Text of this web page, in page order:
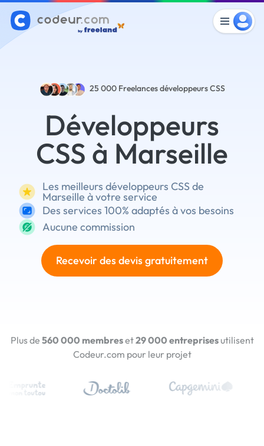
25 000 Freelances développeurs CSS
Développeurs
CSS à Marseille
Les meilleurs développeurs CSS de
Marseille à votre service
Des services 100% adaptés à vos besoins
Aucune commission
Recevoir des devis gratuitement
Plus de 560 000 membreset29 000 entreprisesutilisent
Codeur.com pour leur projet